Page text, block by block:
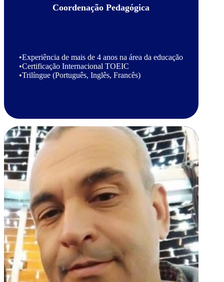
Coordenação Pedagógica
•Experiência de mais de 4 anos na área da educação
•Certificação Internacional TOEIC
•Trilíngue (Português, Inglês, Francês)